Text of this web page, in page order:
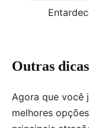
Outras
Agora que você
melhores